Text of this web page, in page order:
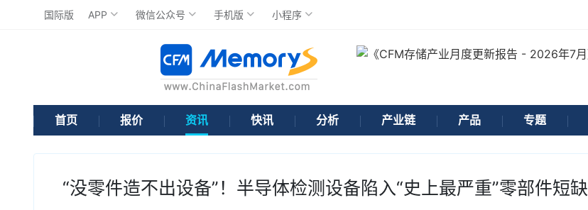
国际版 APP 微信公众号 手机版 小程序
首页 报价 资讯 快讯 分析 产业链 产品 专题
“没零件造不出设备”！半导体检测设备陷入“史上最严重”零部件短缺